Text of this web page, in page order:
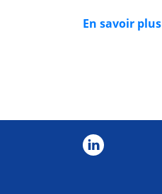
En savoir plus